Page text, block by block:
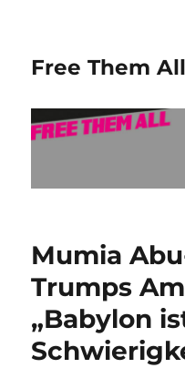
Free Them
Mumia
Trumps
„Babylon